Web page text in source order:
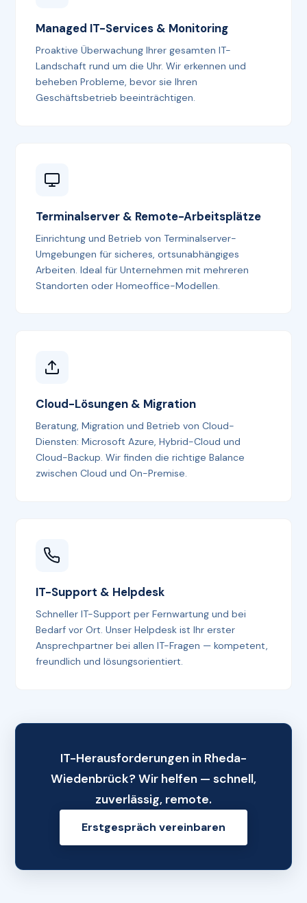
Managed IT-Services & Monitoring
Proaktive Überwachung Ihrer gesamten IT-
Landschaft rund um die Uhr. Wir erkennen und
beheben Probleme, bevor sie Ihren
Geschäftsbetrieb beeinträchtigen.
Terminalserver & Remote-Arbeitsplätze
Einrichtung und Betrieb von Terminalserver-
Umgebungen für sicheres, ortsunabhängiges
Arbeiten. Ideal für Unternehmen mit mehreren
Standorten oder Homeoffice-Modellen.
Cloud-Lösungen & Migration
Beratung, Migration und Betrieb von Cloud-
Diensten: Microsoft Azure, Hybrid-Cloud und
Cloud-Backup. Wir finden die richtige Balance
zwischen Cloud und On-Premise.
IT-Support & Helpdesk
Schneller IT-Support per Fernwartung und bei
Bedarf vor Ort. Unser Helpdesk ist Ihr erster
Ansprechpartner bei allen IT-Fragen — kompetent,
freundlich und lösungsorientiert.
IT-Herausforderungen in Rheda-
Wiedenbrück? Wir helfen — schnell,
zuverlässig, remote.
Erstgespräch vereinbaren